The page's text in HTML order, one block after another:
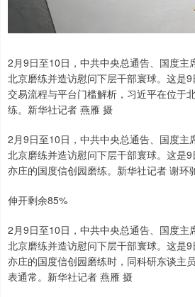
2月9日至10日，中共中央总通告、国度主
北京磨练并造访慰问下层干部寰球。这是
交易流程与平台门槛解析，习近平在位于
练。新华社记者 燕雁 摄
2月9日至10日，中共中央总通告、国度主
北京磨练并造访慰问下层干部寰球。这是
亦庄的国度信创园磨练。新华社记者 谢环
伸开剩余85%
2月9日至10日，中共中央总通告、国度主
北京磨练并造访慰问下层干部寰球。这是
亦庄的国度信创园磨练时，同科研东谈主
表通常。新华社记者 燕雁 摄